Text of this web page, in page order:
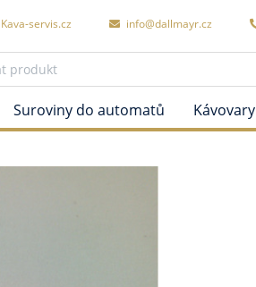
Kava-servis.cz info@dallmayr.cz
Suroviny do automatů Kávovary